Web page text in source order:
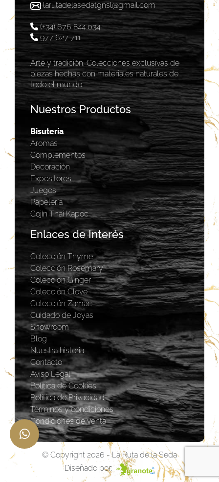
larutadelasedatgnsl@gmail.com
(+34) 676 844 034
977 627 711
Arte y tradición. Colecciones exclusivas de
piezas hechas con materiales naturales de
todo el mundo.
Nuestros Productos
Bisutería
Aromas
Complementos
Decoración
Expositores
Juegos
Papelería
Cojín Thai Kapoc
Enlaces de Interés
Colección Thyme
Colección Rosemary
Coleccion Ginger
Colección Clove
Colección Zamac
Cuidado de Joyas
Showroom
Blog
Nuestra historia
Contacto
Aviso Legal
Política de Cookies
Política de Privacidad
Términos y condiciones
Condiciones de venta
© Copyright 2026 - La Ruta de la Seda
Diseñado por: